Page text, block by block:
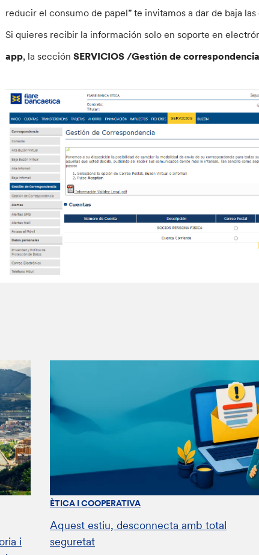
reducir el consumo de papel” te invitamos a dar de baja
Si quieres recibir la información solo en soporte en
app, la secciónSERVICIOS /Gestión de
i
ÈTICA I COOPERATIVA
Aquest estiu, desconnecta amb total
seguretat